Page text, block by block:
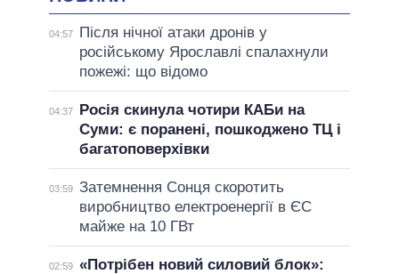
04:57
Після нічної атаки дронів у
російському Ярославлі спалахнули
пожежі: що відомо
04:37
Росія скинула чотири КАБи на
Суми: є поранені, пошкоджено ТЦ і
багатоповерхівки
03:59 Затемнення Сонця скоротить
виробництво електроенергії в ЄС
майже на 10 ГВт
02:59 «Потрібен новий силовий блок»: